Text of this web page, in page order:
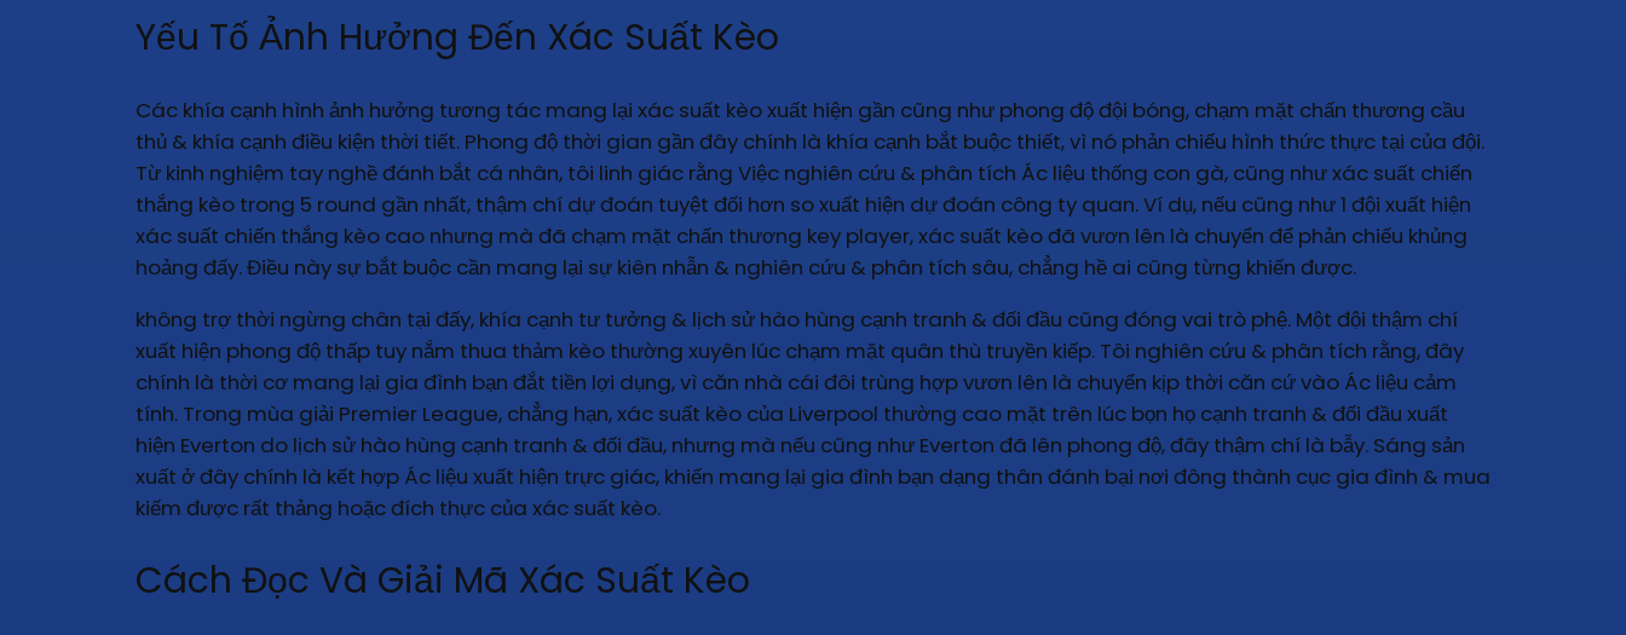
Yếu Tố Ảnh Hưởng Đến Xác Suất Kèo
Các khía cạnh hình ảnh hưởng tương tác mang lại xác suất kèo xuất hiện gần cũng như phong độ đội bóng, chạm mặt chấn thương cầu
thủ & khía cạnh điều kiện thời tiết. Phong độ thời gian gần đây chính là khía cạnh bắt buộc thiết, vì nó phản chiếu hình thức thực tại của đội.
Từ kinh nghiệm tay nghề đánh bắt cá nhân, tôi linh giác rằng Việc nghiên cứu & phân tích Ác liệu thống con gà, cũng như xác suất chiến
thắng kèo trong 5 round gần nhất, thậm chí dự đoán tuyệt đối hơn so xuất hiện dự đoán công ty quan. Ví dụ, nếu cũng như 1 đội xuất hiện
xác suất chiến thắng kèo cao nhưng mà đã chạm mặt chấn thương key player, xác suất kèo đã vươn lên là chuyển để phản chiếu khủng
hoảng đấy. Điều này sự bắt buộc cần mang lại sự kiên nhẫn & nghiên cứu & phân tích sâu, chẳng hề ai cũng từng khiến được.
không trợ thời ngừng chân tại đấy, khía cạnh tư tưởng & lịch sử hào hùng cạnh tranh & đối đầu cũng đóng vai trò phệ. Một đội thậm chí
xuất hiện phong độ thấp tuy nắm thua thảm kèo thường xuyên lúc chạm mặt quân thù truyền kiếp. Tôi nghiên cứu & phân tích rằng, đây
chính là thời cơ mang lại gia đình bạn đắt tiền lợi dụng, vì căn nhà cái đôi trùng hợp vươn lên là chuyển kịp thời căn cứ vào Ác liệu cảm
tính. Trong mùa giải Premier League, chẳng hạn, xác suất kèo của Liverpool thường cao mặt trên lúc bọn họ cạnh tranh & đối đầu xuất
hiện Everton do lịch sử hào hùng cạnh tranh & đối đầu, nhưng mà nếu cũng như Everton đã lên phong độ, đây thậm chí là bẫy. Sáng sản
xuất ở đây chính là kết hợp Ác liệu xuất hiện trực giác, khiến mang lại gia đình bạn dạng thân đánh bại nơi đông thành cục gia đình & mua
kiếm được rất thảng hoặc đích thực của xác suất kèo.
Cách Đọc Và Giải Mã Xác Suất Kèo